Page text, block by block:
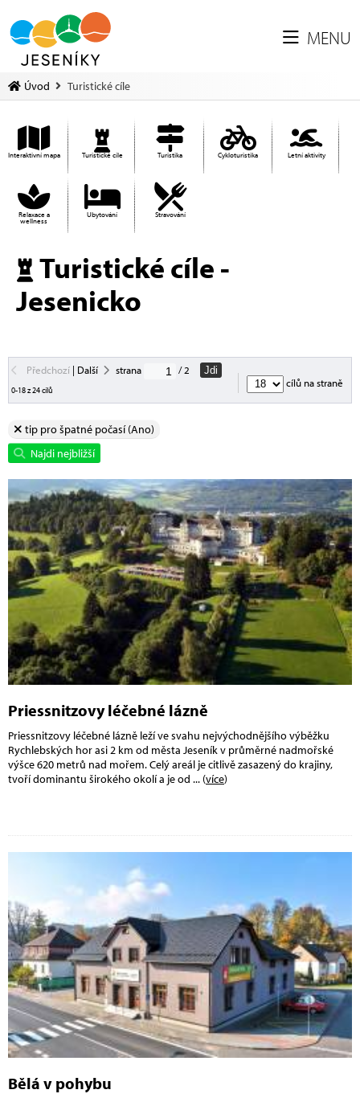
MENU
Úvod Turistické cíle
Interaktivní mapa Turistické cíle Turistika Cykloturistika Letní aktivity
Relaxace a
wellness
Ubytování Stravování
Turistické cíle -
Jesenicko
Předchozí| Další strana / 2 Jdi
0-18 z 24 cílů
cílů na straně
tip pro špatné počasí (Ano)
Najdi nejbližší
Priessnitzovy léčebné lázně
Priessnitzovy léčebné lázně leží ve svahu nejvýchodnějšího výběžku
Rychlebských hor asi 2 km od města Jeseník v průměrné nadmořské
výšce 620 metrů nad mořem. Celý areál je citlivě zasazený do krajiny,
tvoří dominantu širokého okolí a je od ... (více)
Bělá v pohybu